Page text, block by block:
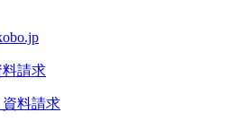
請求